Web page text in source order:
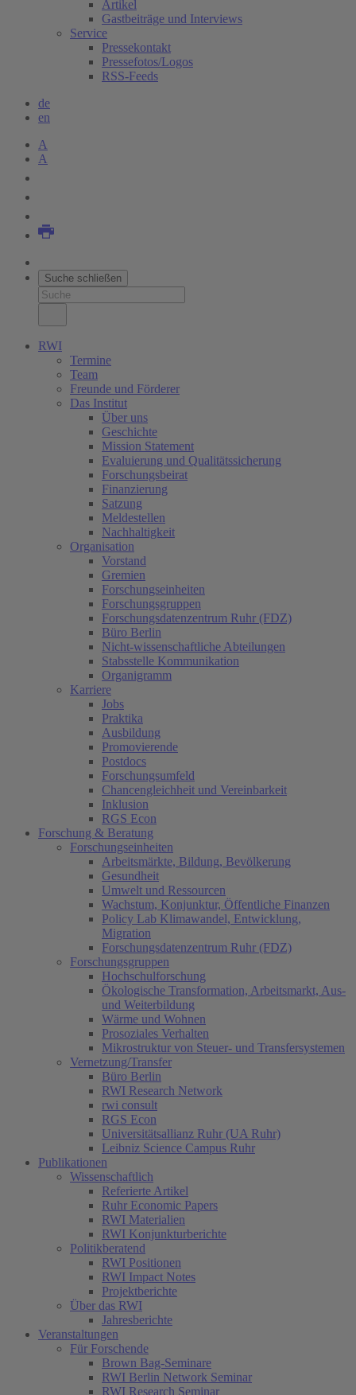
Artikel
Gastbeiträge und Interviews
Service
Pressekontakt
Pressefotos/Logos
RSS-Feeds
de
en
A
A
Suche schließen
RWI
Termine
Team
Freunde und Förderer
Das Institut
Über uns
Geschichte
Mission Statement
Evaluierung und Qualitätssicherung
Forschungsbeirat
Finanzierung
Satzung
Meldestellen
Nachhaltigkeit
Organisation
Vorstand
Gremien
Forschungseinheiten
Forschungsgruppen
Forschungsdatenzentrum Ruhr (FDZ)
Büro Berlin
Nicht-wissenschaftliche Abteilungen
Stabsstelle Kommunikation
Organigramm
Karriere
Jobs
Praktika
Ausbildung
Promovierende
Postdocs
Forschungsumfeld
Chancengleichheit und Vereinbarkeit
Inklusion
RGS Econ
Forschung & Beratung
Forschungseinheiten
Arbeitsmärkte, Bildung, Bevölkerung
Gesundheit
Umwelt und Ressourcen
Wachstum, Konjunktur, Öffentliche Finanzen
Policy Lab Klimawandel, Entwicklung,
Migration
Forschungsdatenzentrum Ruhr (FDZ)
Forschungsgruppen
Hochschulforschung
Ökologische Transformation, Arbeitsmarkt, Aus-
und Weiterbildung
Wärme und Wohnen
Prosoziales Verhalten
Mikrostruktur von Steuer- und Transfersystemen
Vernetzung/Transfer
Büro Berlin
RWI Research Network
rwi consult
RGS Econ
Universitätsallianz Ruhr (UA Ruhr)
Leibniz Science Campus Ruhr
Publikationen
Wissenschaftlich
Referierte Artikel
Ruhr Economic Papers
RWI Materialien
RWI Konjunkturberichte
Politikberatend
RWI Positionen
RWI Impact Notes
Projektberichte
Über das RWI
Jahresberichte
Veranstaltungen
Für Forschende
Brown Bag-Seminare
RWI Berlin Network Seminar
RWI Research Seminar